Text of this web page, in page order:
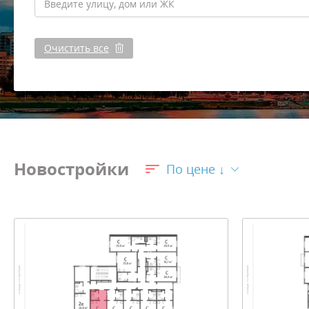
Очистить все
Новостройки По цене ↓